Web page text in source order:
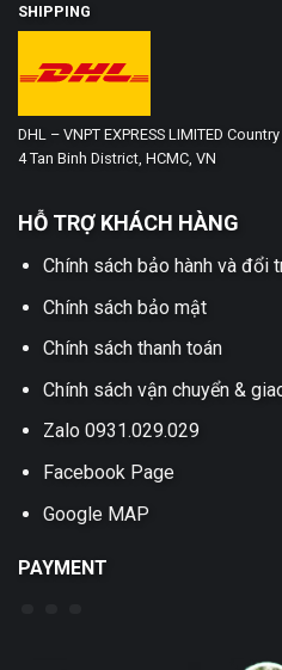
SHIPPING
DHL – VNPT EXPRESS LIMITED
4 Tan Binh District, HCMC, VN
HỖ TRỢ KHÁCH HÀNG
Chính sách bảo hành và đổi
Chính sách bảo mật
Chính sách thanh toán
Chính sách vận chuyển &
Zalo 0931.029.029
Facebook Page
Google MAP
PAYMENT